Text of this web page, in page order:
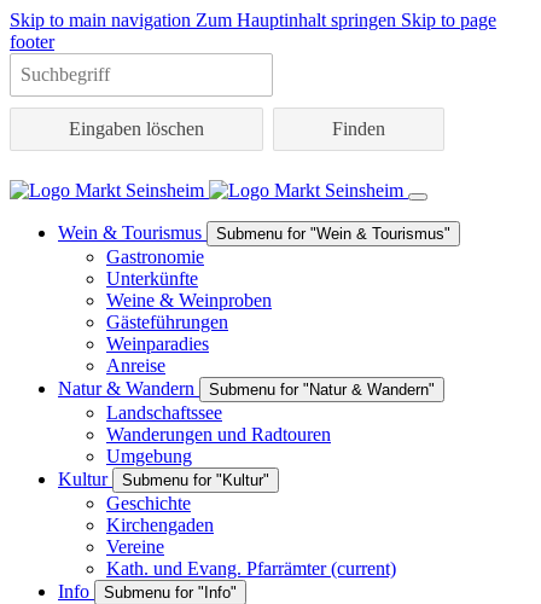
Skip to main navigation Zum Hauptinhalt springen Skip to page
footer
Eingaben löschen
Wein & Tourismus Submenu for "Wein & Tourismus"
Gastronomie
Unterkünfte
Weine & Weinproben
Gästeführungen
Weinparadies
Anreise
Natur & Wandern
Submenu for "Natur & Wandern"
Landschaftssee
Wanderungen und Radtouren
Umgebung
Kultur
Submenu for "Kultur"
Geschichte
Kirchengaden
Vereine
Kath. und Evang. Pfarrämter(current)
Info
Submenu for "Info"